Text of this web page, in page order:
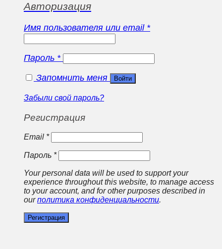
Авторизация
Имя пользователя или email *
Пароль *
Запомнить меня
Войти
Забыли свой пароль?
Регистрация
Email *
Пароль *
Your personal data will be used to support your
experience throughout this website, to manage access
to your account, and for other purposes described in
ourполитика конфиденциальности.
Регистрация